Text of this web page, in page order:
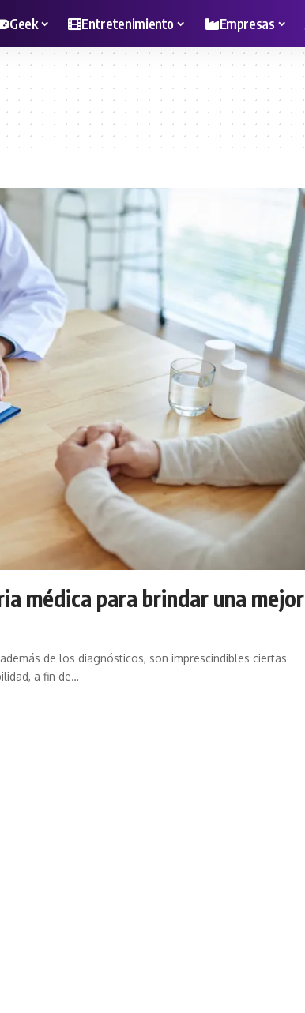
Geek Entretenimiento Empresas
médica para brindar una mejor
de los diagnósticos, son imprescindibles ciertas
a fin de…